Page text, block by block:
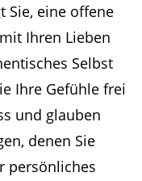
Sie, eine offene
Ihren Lieben
Selbst
Ihre Gefühle frei
und glauben
denen Sie
persönliches